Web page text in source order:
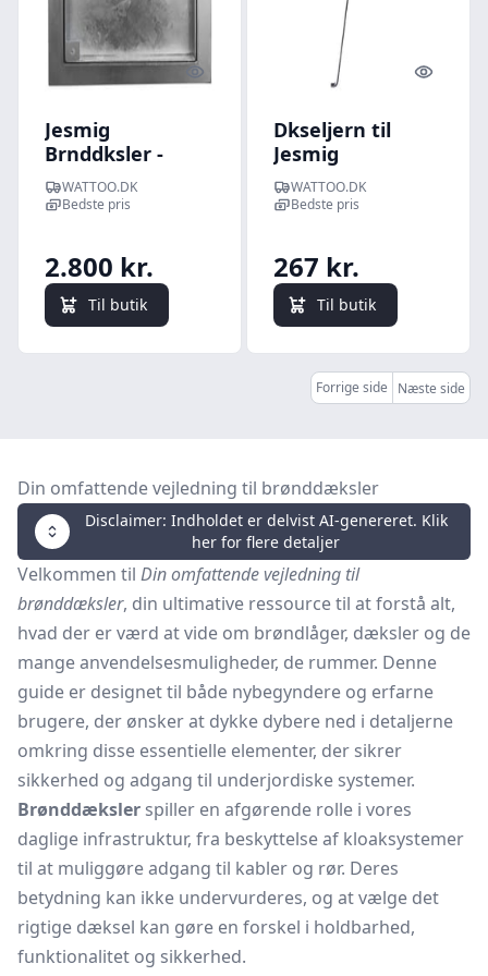
Quick look
Jesmig
Brnddksler -
Fuldt
integreret/skjult
og 50 mm
belgningshjde
(maks. 1,5 tons
WATTOO.DK
Bedste pris
2.800 kr.
Til butik
Quick
Dkseljern til
Jesmig
brnddksler
WATTOO.DK
Bedste pris
267 kr.
Til butik
Forrige side Næste side
Din omfattende vejledning til brønddæksler
Disclaimer: Indholdet er delvist AI-genereret. Klik
her for flere detaljer
Velkommen til Din omfattende vejledning til
brønddæksler, din ultimative ressource til at forstå alt,
hvad der er værd at vide om brøndlåger, dæksler og de
mange anvendelsesmuligheder, de rummer. Denne
guide er designet til både nybegyndere og erfarne
brugere, der ønsker at dykke dybere ned i detaljerne
omkring disse essentielle elementer, der sikrer
sikkerhed og adgang til underjordiske systemer.
Brønddæksler spiller en afgørende rolle i vores
daglige infrastruktur, fra beskyttelse af kloaksystemer
til at muliggøre adgang til kabler og rør. Deres
betydning kan ikke undervurderes, og at vælge det
rigtige dæksel kan gøre en forskel i holdbarhed,
funktionalitet og sikkerhed.